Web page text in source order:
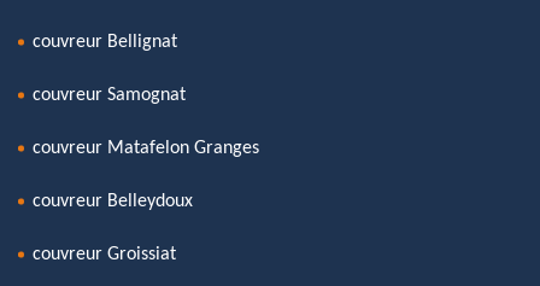
couvreur Bellignat
couvreur Samognat
couvreur Matafelon Granges
couvreur Belleydoux
couvreur Groissiat